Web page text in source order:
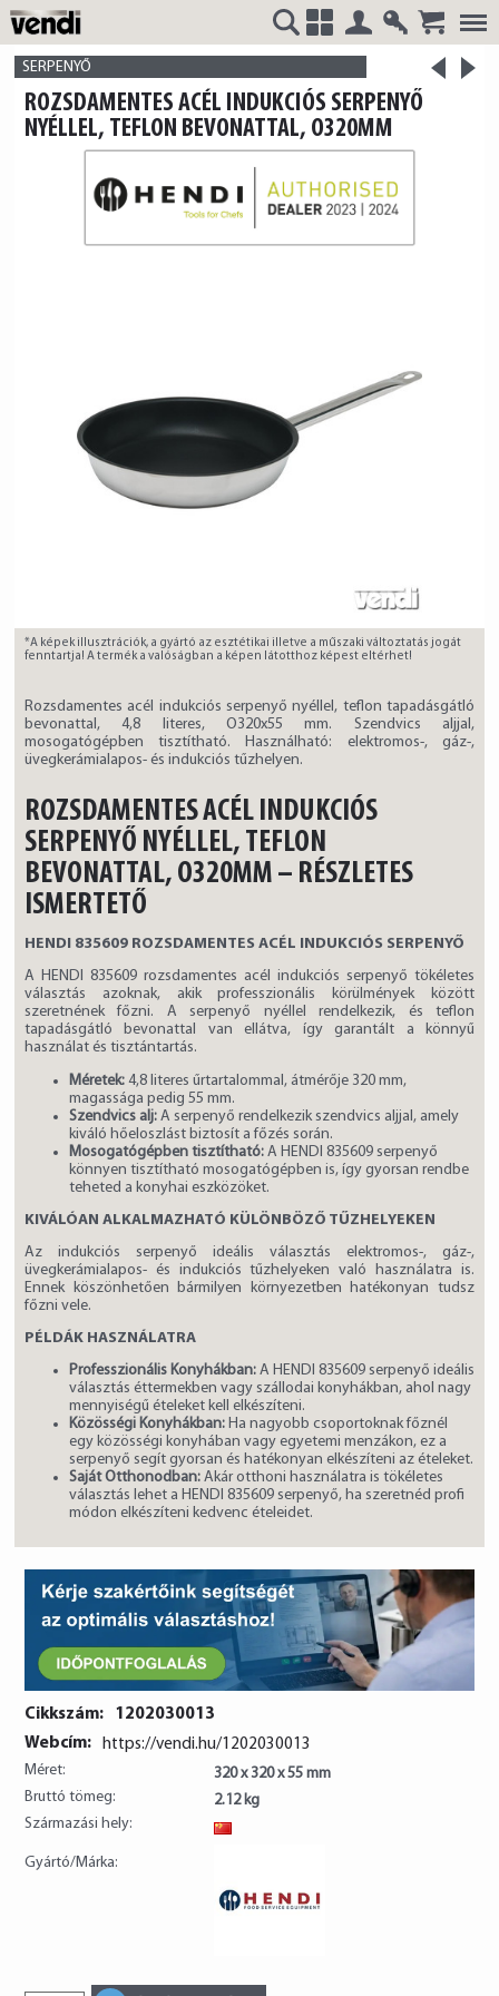
HUNGÁRIA
+
SERPENYŐ
<
>
ROZSDAMENTES ACÉL INDUKCIÓS SERPENYŐ
NYÉLLEL, TEFLON BEVONATTAL, O320MM
*A képek illusztrációk, a gyártó az esztétikai illetve a műszaki változtatás jogát
fenntartja! A termék a valóságban a képen látotthoz képest eltérhet!
Rozsdamentes acél indukciós serpenyő nyéllel, teflon tapadásgátló
bevonattal, 4,8 literes, O320x55 mm. Szendvics aljjal,
mosogatógépben tisztítható. Használható: elektromos-, gáz-,
üvegkerámialapos- és indukciós tűzhelyen.
ROZSDAMENTES ACÉL INDUKCIÓS
SERPENYŐ NYÉLLEL, TEFLON
BEVONATTAL, O320MM – RÉSZLETES
ISMERTETŐ
HENDI 835609 ROZSDAMENTES ACÉL INDUKCIÓS SERPENYŐ
A HENDI 835609 rozsdamentes acél indukciós serpenyő tökéletes
választás azoknak, akik professzionális körülmények között
szeretnének főzni. A serpenyő nyéllel rendelkezik, és teflon
tapadásgátló bevonattal van ellátva, így garantált a könnyű
használat és tisztántartás.
Méretek:4,8 literes űrtartalommal, átmérője 320 mm,
magassága pedig 55 mm.
Szendvics alj:A serpenyő rendelkezik szendvics aljjal, amely
kiváló hőeloszlást biztosít a főzés során.
Mosogatógépben tisztítható:A HENDI 835609 serpenyő
könnyen tisztítható mosogatógépben is, így gyorsan rendbe
teheted a konyhai eszközöket.
KIVÁLÓAN ALKALMAZHATÓ KÜLÖNBÖZŐ TŰZHELYEKEN
Az indukciós serpenyő ideális választás elektromos-, gáz-,
üvegkerámialapos- és indukciós tűzhelyeken való használatra is.
Ennek köszönhetően bármilyen környezetben hatékonyan tudsz
főzni vele.
PÉLDÁK HASZNÁLATRA
Professzionális Konyhákban:A HENDI 835609 serpenyő ideális
választás éttermekben vagy szállodai konyhákban, ahol nagy
mennyiségű ételeket kell elkészíteni.
Közösségi Konyhákban:Ha nagyobb csoportoknak főznél
egy közösségi konyhában vagy egyetemi menzákon, ez a
serpenyő segít gyorsan és hatékonyan elkészíteni az ételeket.
Saját Otthonodban:Akár otthoni használatra is tökéletes
választás lehet a HENDI 835609 serpenyő, ha szeretnéd profi
módon elkészíteni kedvenc ételeidet.
Cikkszám:
1202030013
Webcím:
https://vendi.hu/1202030013
Méret:
320 x 320 x 55 mm
Bruttó tömeg:
2.12 kg
Származási hely:
Gyártó/Márka: